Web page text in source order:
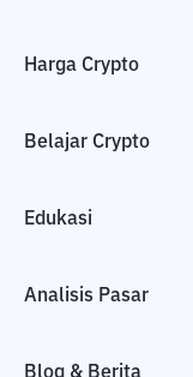
Harga Crypto
Belajar Crypto
Edukasi
Analisis Pasar
Blog & Berita